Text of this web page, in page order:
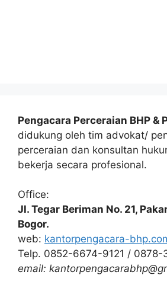
Pengacara Perceraian BHP &
didukung oleh tim advokat/
perceraian dan konsultan
bekerja secara profesional.
Office:
Jl. Tegar Beriman No. 21,
Bogor.
web: kantorpengacara-
Telp. 0852-6674-9121 /
email: